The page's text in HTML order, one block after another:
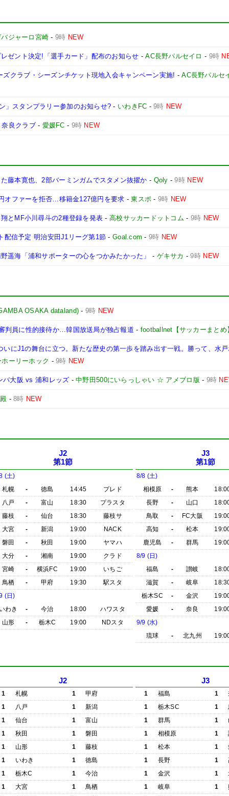
ジャーロ宮崎 - 9時 NEW
ゼント決定!「選手カード」配布のお知らせ -AC長野パルセイロ - 9時
クラブ・シーズンチケット現地入会キャンペーン実施! -AC長野パルセ
」スタンプラリー参加のお知らせ? - いわきFC -9時 NEW
良クラブ- 愛媛FC - 9時 NEW
藤本寛也、2部バーミンガムでスタメン抜擢か - Qoly -9時 NEW
オファーを拒否…移籍金127億円を要求 -東スポ - 9時 NEW
とMF小川尋斗の2種登録を発表 - 高校サッカードットコム - 9時 NEW
配信予定 明治安田J1リーグ第1節 -Goal.com - 9時 NEW
遥海「浦和サポーターの心をつかみたかった」 - ゲキサカ -9時 NEW
OSAKA dataland) - 9時 NEW
判員に性的接待か…韓国放送局が独占報道 - footballnet【サッカーまとめ
にJ1の舞台に立つ。新たな歴史の第一歩を踏み出す一戦。勝って、水
ーリーホック -9時 NEW
バ大阪 vs 浦和レッズ -中野田500にいらっしゃい ☆ アメブロ版 - 9時
-8時 NEW
J2
第1節
(土)
札幌
- 徳島 14:45
プレド
八戸
- 富山 18:30
プラスタ
藤枝
- 仙台 18:30
藤枝サ
大宮
- 新潟 19:00
NACK
磐田
- 秋田 19:00
ヤマハ
大分
- 湘南 19:00
クラド
宮崎
- 横浜FC 19:00
いちご
鳥栖
- 甲府 19:30
駅スタ
(日)
わき
- 今治 18:00
ハワスタ
山形
- 栃木C 19:00 NDスタ
J3
第1節
8/8 (土)
相模原
- 熊本
長野
- 山口
鳥取
- FC大阪
高知
- 松本
鹿児島
- 群馬
8/9 (日)
福島
- 讃岐
滋賀
- 岐阜
栃木SC
- 金沢
愛媛
- 奈良
9/9 (水)
琉球
- 北九州
J2
1 札幌 1
甲府
1
八戸 1
新潟
1
仙台 1
富山
1
秋田 1
磐田
1
山形 1
藤枝
1
いわき 1
徳島
1
栃木C 1
今治
1
大宮 1
鳥栖
J3
1 福島 1
1
栃木SC 1
1
群馬 1
1
相模原 1
1
松本 1
1
長野 1
1
金沢 1
1
岐阜 1